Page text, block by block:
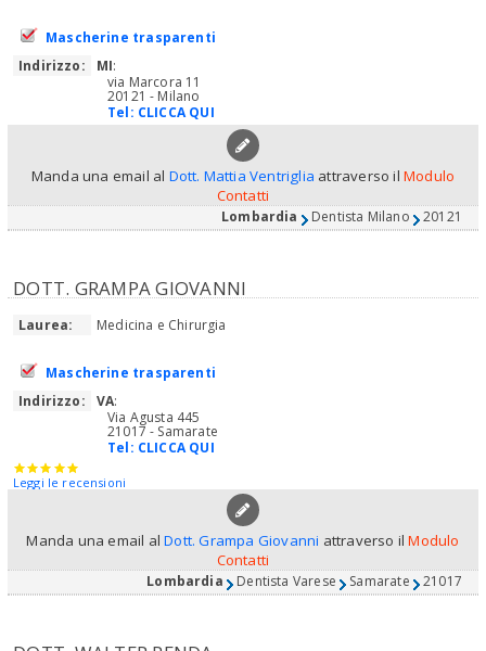
Mascherine trasparenti
Indirizzo:
MI:
via Marcora 11
20121 - Milano
Tel: CLICCA QUI
Manda una email al Dott. Mattia Ventriglia attraverso ilModulo
Contatti
Lombardia Dentista Milano 20121
DOTT. GRAMPA GIOVANNI
Laurea: Medicina e Chirurgia
Mascherine trasparenti
Indirizzo:
VA:
Via Agusta 445
21017 - Samarate
Tel: CLICCA QUI
Leggi le recensioni
Manda una email alDott. Grampa Giovanni attraverso ilModulo
Contatti
Lombardia Dentista Varese Samarate 21017